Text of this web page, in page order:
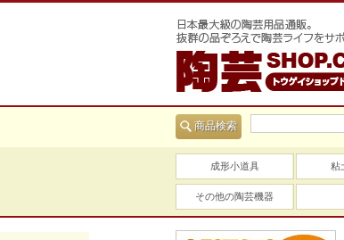
商品検索
成形小道具 粘
その他の陶芸機器